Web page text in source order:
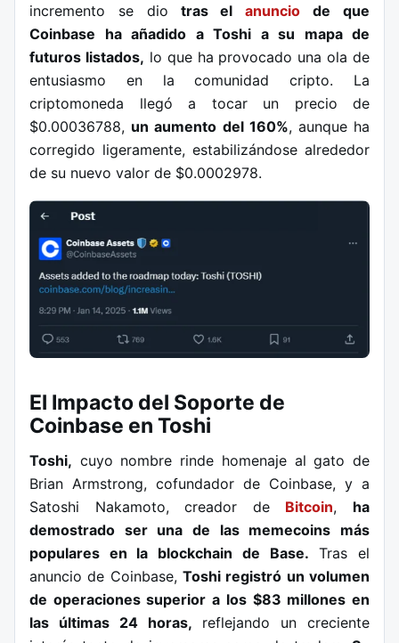
incremento se dio tras elanuncio de que
Coinbase ha añadido a Toshi a su mapa de
futuros listados, lo que ha provocado una ola de
entusiasmo en la comunidad cripto. La
criptomoneda llegó a tocar un precio de
$0.00036788, un aumento del 160%, aunque ha
corregido ligeramente, estabilizándose alrededor
de su nuevo valor de $0.0002978.
El Impacto del Soporte de
Coinbase en Toshi
Toshi, cuyo nombre rinde homenaje al gato de
Brian Armstrong, cofundador de Coinbase, y a
Satoshi Nakamoto, creador de Bitcoin, ha
demostrado ser una de las memecoins más
populares en la blockchain de Base. Tras el
anuncio de Coinbase, Toshi registró un volumen
de operaciones superior a los $83 millones en
las últimas 24 horas, reflejando un creciente